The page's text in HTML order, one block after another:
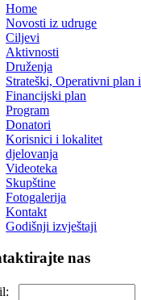
Home
Novosti iz udruge
Ciljevi
Aktivnosti
Druženja
Strateški, Operativni plan i
Financijski plan
Program
Donatori
Korisnici i lokalitet
djelovanja
Videoteka
Skupštine
Fotogalerija
Kontakt
Godišnji izvještaji
nas